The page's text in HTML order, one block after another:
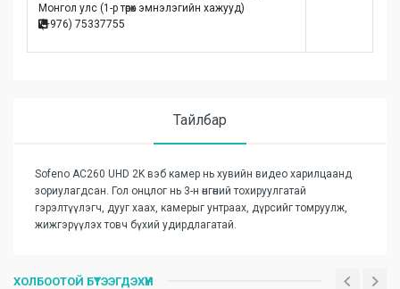
Монгол улc (1-р төрөх эмнэлэгийн хажууд)
(+976) 75337755
Тайлбар
Sofeno AC260 UHD 2K вэб камер нь хувийн видео харилцаанд
зориулагдсан. Гол онцлог нь 3-н өнгөний тохируулгатай
гэрэлтүүлэгч, дууг хаах, камерыг унтраах, дүрсийг томруулж,
жижгэрүүлэх товч бүхий удирдлагатай.
ХОЛБООТОЙ БҮТЭЭГДЭХҮҮН